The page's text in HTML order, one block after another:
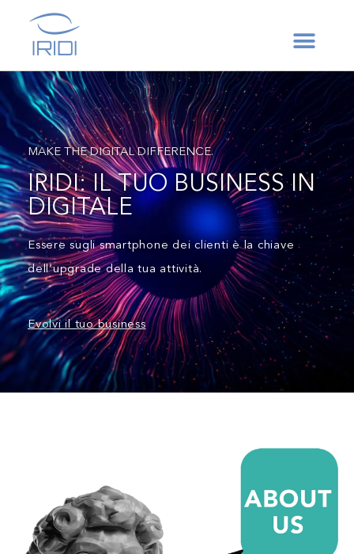
MAKE THE DIGITAL DIFFERENCE.
IRIDI: IL TUO BUSINESS IN
DIGITALE
Essere sugli smartphone dei clienti è la chiave
dell’upgrade della tua attività.
Evolvi il tuo business